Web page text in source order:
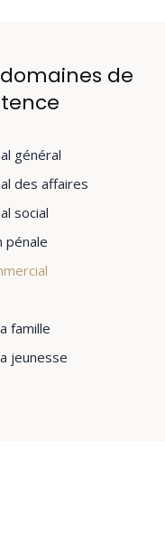
de
général
des affaires
social
pénale
famille
jeunesse